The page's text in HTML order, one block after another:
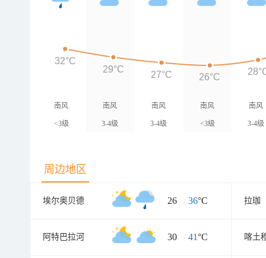
南风
<3级
南风
3-4级
南风
3-4级
南风
<3级
南风
3-4级
32°C
29°C
27°C 26°C
周边地区
埃尔奥贝德 26 / 36°C 拉珈
阿特巴拉河 30 / 41°C 喀土